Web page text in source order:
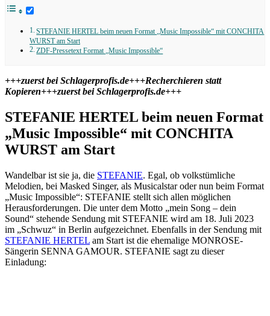
STEFANIE HERTEL beim neuen Format „Music Impossible“ mit CONCHITA
WURST am Start
ZDF-Pressetext Format „Music Impossible“
+++zuerst bei Schlagerprofis.de+++Recherchieren statt
Kopieren+++zuerst bei Schlagerprofis.de+++
STEFANIE HERTEL beim neuen Format
„Music Impossible“ mit CONCHITA
WURST am Start
Wandelbar ist sie ja, die STEFANIE. Egal, ob volkstümliche
Melodien, bei Masked Singer, als Musicalstar oder nun beim Format
„Music Impossible“: STEFANIE stellt sich allen möglichen
Herausforderungen. Die unter dem Motto „mein Song – dein
Sound“ stehende Sendung mit STEFANIE wird am 18. Juli 2023
im „Schwuz“ in Berlin aufgezeichnet. Ebenfalls in der Sendung mit
STEFANIE HERTEL am Start ist die ehemalige MONROSE-
Sängerin SENNA GAMOUR. STEFANIE sagt zu dieser
Einladung: